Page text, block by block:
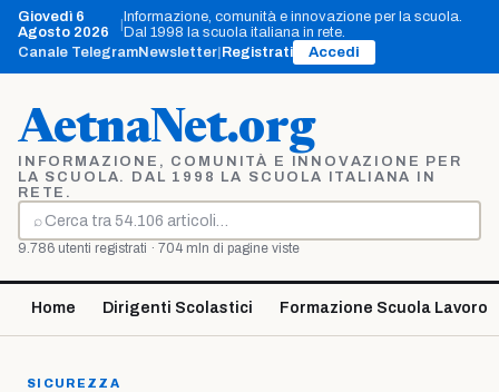
Vai
contenuto
Giovedì 6
Agosto 2026
Informazione, comunità e innovazione per la scuola.
Dal 1998 la scuola italiana in rete.
Canale TelegramNewsletter Registrati Accedi
AetnaNet.org
INFORMAZIONE, COMUNITÀ E INNOVAZIONE PER
LA SCUOLA. DAL 1998 LA SCUOLA ITALIANA IN
RETE.
⌕
Cerca
9.786 utenti registrati · 704 mln di pagine viste
Home Dirigenti Scolastici Formazione Scuola Lavoro
SICUREZZA